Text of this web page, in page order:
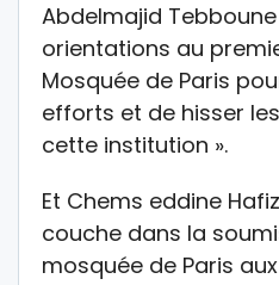
Abdelmajid
orientations au
Mosquée de Paris
efforts et de hisser
cette institution ».
Et Chems eddine
couche dans la
mosquée de Paris